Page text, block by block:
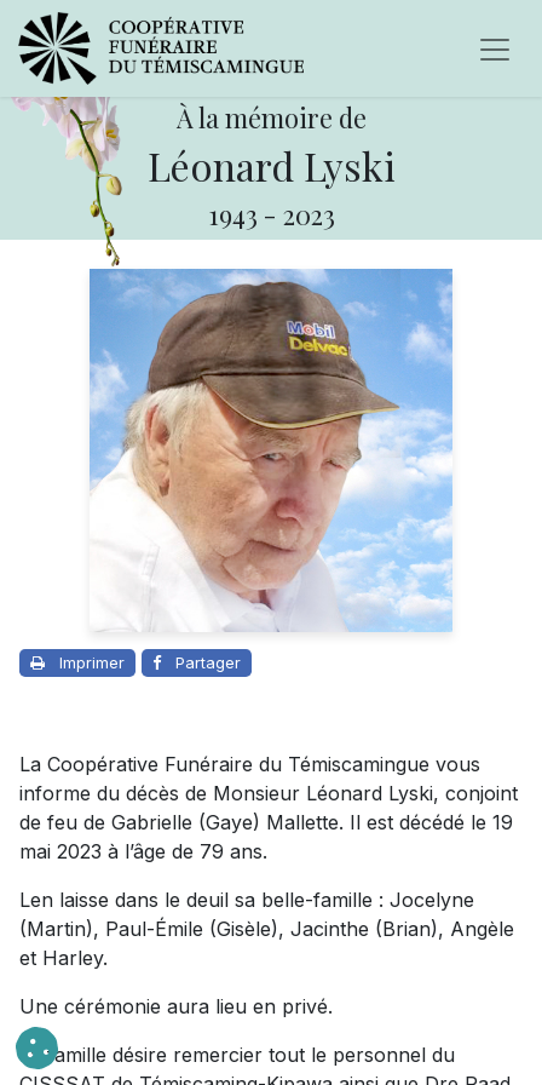
À la mémoire de
Léonard Lyski
1943 - 2023
Imprimer Partager
La Coopérative Funéraire du Témiscamingue vous
informe du décès de Monsieur Léonard Lyski, conjoint
de feu de Gabrielle (Gaye) Mallette. Il est décédé le 19
mai 2023 à l’âge de 79 ans.
Len laisse dans le deuil sa belle-famille : Jocelyne
(Martin), Paul-Émile (Gisèle), Jacinthe (Brian), Angèle
et Harley.
Une cérémonie aura lieu en privé.
La famille désire remercier tout le personnel du